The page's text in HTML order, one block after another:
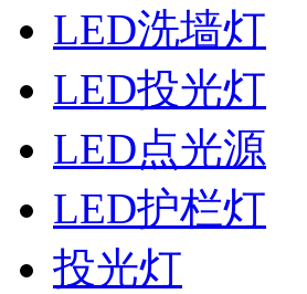
LED洗墙灯
LED投光灯
LED点光源
LED护栏灯
投光灯